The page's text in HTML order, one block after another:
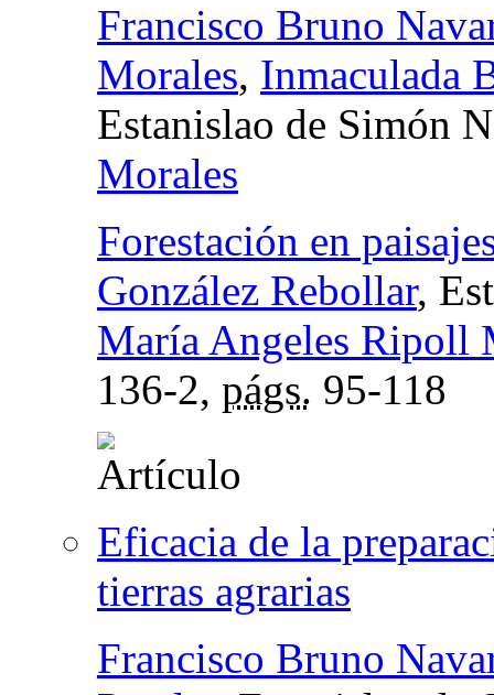
Francisco Bruno
Morales, Inmaculada
Estanislao de Simón
Morales
Forestación en
González Rebollar,
María Angeles Ripoll
136-2, págs. 95-118
Eficacia de la
tierras agrarias
Francisco Bruno